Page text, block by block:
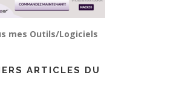
mes Outils/Logiciels
ARTICLES DU